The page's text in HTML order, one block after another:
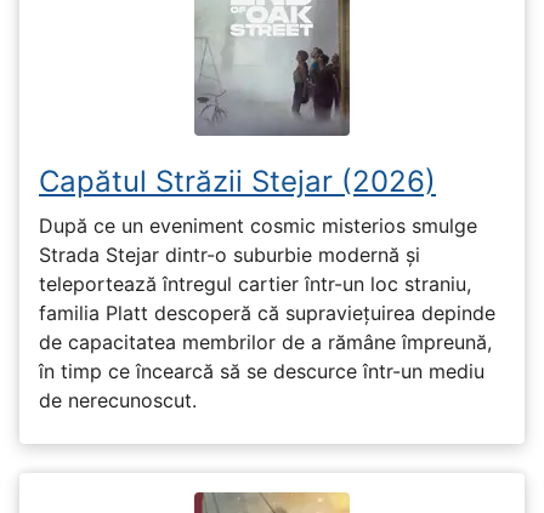
Capătul Străzii Stejar (2026)
După ce un eveniment cosmic misterios smulge
Strada Stejar dintr-o suburbie modernă și
teleportează întregul cartier într-un loc straniu,
familia Platt descoperă că supraviețuirea depinde
de capacitatea membrilor de a rămâne împreună,
în timp ce încearcă să se descurce într-un mediu
de nerecunoscut.